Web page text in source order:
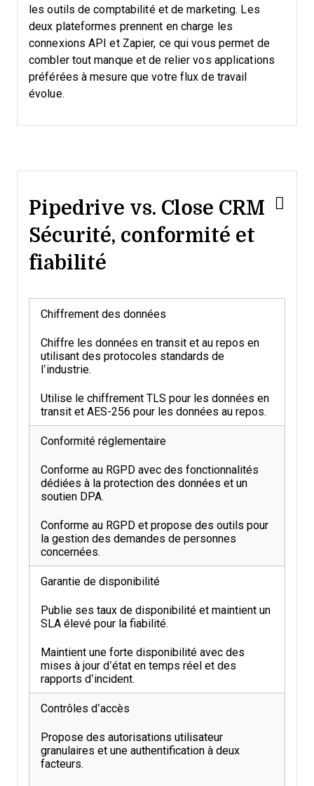
les outils de comptabilité et de marketing. Les
deux plateformes prennent en charge les
connexions API et Zapier, ce qui vous permet de
combler tout manque et de relier vos applications
préférées à mesure que votre flux de travail
évolue.
Pipedrive vs. Close CRM
Sécurité, conformité et
fiabilité
Chiffrement des données
Chiffre les données en transit et au repos en
utilisant des protocoles standards de
l’industrie.
Utilise le chiffrement TLS pour les données en
transit et AES-256 pour les données au repos.
Conformité réglementaire
Conforme au RGPD avec des fonctionnalités
dédiées à la protection des données et un
soutien DPA.
Conforme au RGPD et propose des outils pour
la gestion des demandes de personnes
concernées.
Garantie de disponibilité
Publie ses taux de disponibilité et maintient un
SLA élevé pour la fiabilité.
Maintient une forte disponibilité avec des
mises à jour d’état en temps réel et des
rapports d’incident.
Contrôles d’accès
Propose des autorisations utilisateur
granulaires et une authentification à deux
facteurs.